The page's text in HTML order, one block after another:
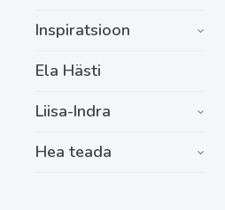
Inspiratsioon
Ela Hästi
Liisa-Indra
Hea teada